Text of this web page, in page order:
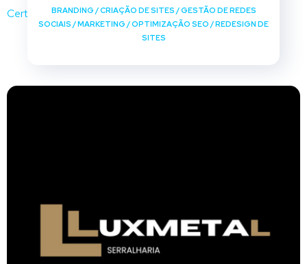
BRANDING /CRIAÇÃO DE SITES /GESTÃO DE REDES
SOCIAIS /MARKETING /OPTIMIZAÇÃO SEO /REDESIGN DE
SITES